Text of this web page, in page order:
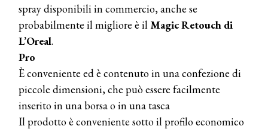
spray disponibili in commercio, anche se
probabilmente il migliore è il Magic Retouch di
L’Oreal.
Pro
È conveniente ed è contenuto in una confezione di
piccole dimensioni, che può essere facilmente
inserito in una borsa o in una tasca
Il prodotto è conveniente sotto il profilo economico